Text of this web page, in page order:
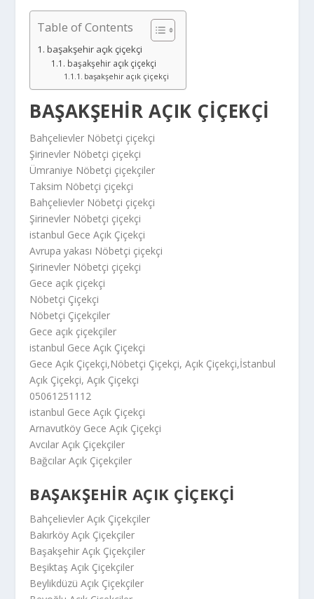
Table of Contents
başakşehir açık çiçekçi
başakşehir açık çiçekçi
başakşehir açık çiçekçi
BAŞAKŞEHIR AÇIK ÇIÇEKÇI
Bahçelievler Nöbetçi çiçekçi
Şirinevler Nöbetçi çiçekçi
Ümraniye Nöbetçi çiçekçiler
Taksim Nöbetçi çiçekçi
Bahçelievler Nöbetçi çiçekçi
Şirinevler Nöbetçi çiçekçi
istanbul Gece Açık Çiçekçi
Avrupa yakası Nöbetçi çiçekçi
Şirinevler Nöbetçi çiçekçi
Gece açık çiçekçi
Nöbetçi Çiçekçi
Nöbetçi Çiçekçiler
Gece açık çiçekçiler
istanbul Gece Açık Çiçekçi
Gece Açık Çiçekçi,Nöbetçi Çiçekçi, Açık Çiçekçi,İstanbul
Açık Çiçekçi, Açık Çiçekçi
05061251112
istanbul Gece Açık Çiçekçi
Arnavutköy Gece Açık Çiçekçi
Avcılar Açık Çiçekçiler
Bağcılar Açık Çiçekçiler
BAŞAKŞEHIR AÇIK ÇIÇEKÇI
Bahçelievler Açık Çiçekçiler
Bakırköy Açık Çiçekçiler
Başakşehir Açık Çiçekçiler
Beşiktaş Açık Çiçekçiler
Beylikdüzü Açık Çiçekçiler